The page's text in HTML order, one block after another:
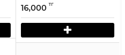
16,000 тг